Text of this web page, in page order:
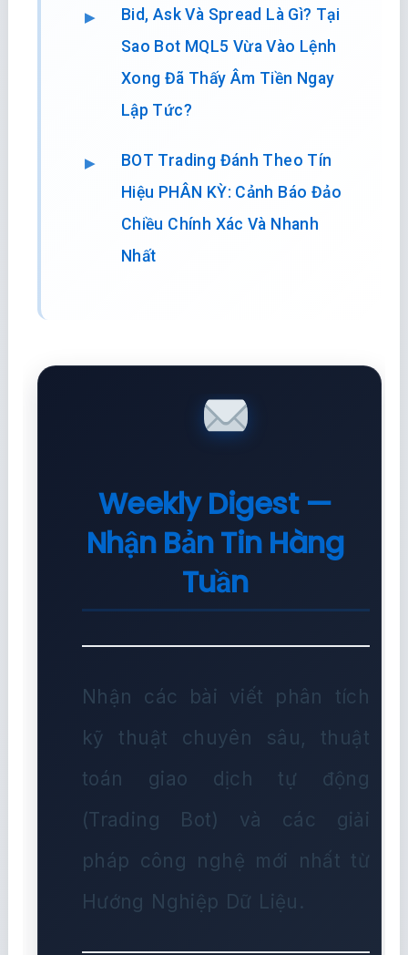
Bid, Ask Và Spread Là Gì? Tại
Sao Bot MQL5 Vừa Vào Lệnh
Xong Đã Thấy Âm Tiền Ngay
Lập Tức?
BOT Trading Đánh Theo Tín
Hiệu PHÂN KỲ: Cảnh Báo Đảo
Chiều Chính Xác Và Nhanh
Nhất
Weekly Digest —
Nhận Bản Tin Hàng
Tuần
Nhận các bài viết phân tích
kỹ thuật chuyên sâu, thuật
toán giao dịch tự động
(Trading Bot) và các giải
pháp công nghệ mới nhất từ
Hướng Nghiệp Dữ Liệu.